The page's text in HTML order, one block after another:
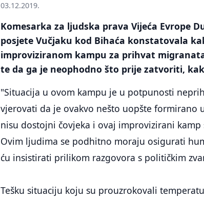
03.12.2019.
Komesarka za ljudska prava Vijeća Evrope
posjete Vučjaku kod Bihaća konstatovala
improviziranom kampu za prihvat
te da ga je neophodno što prije zatvoriti,
"Situacija u ovom kampu je u potpunosti
vjerovati da je ovakvo nešto uopšte formirano
nisu dostojni čovjeka i ovaj improvizirani
Ovim ljudima se podhitno moraju osigurati
ću insistirati prilikom razgovora s političkim
Tešku situaciju koju su prouzrokovali